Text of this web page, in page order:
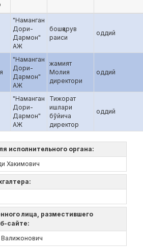
"Наманган
Дори-
Дармон"
АЖ
бошқарув
раиси
оддий
"Наманган
Дори-
Дармон"
АЖ
жамият
Молия
директори
оддий
"Наманган
Дори-
Дармон"
АЖ
Тижорат
ишлари
бўйича
директор
оддий
исполнительного органа:
Хакимович
лица, разместившего
сайте: